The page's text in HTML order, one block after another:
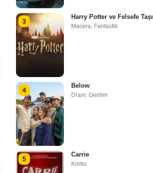
3
Harry Potter ve Felsefe Taşı
Macera, Fantastik
4
Below
Dram, Gerilim
5
Carrie
Korku